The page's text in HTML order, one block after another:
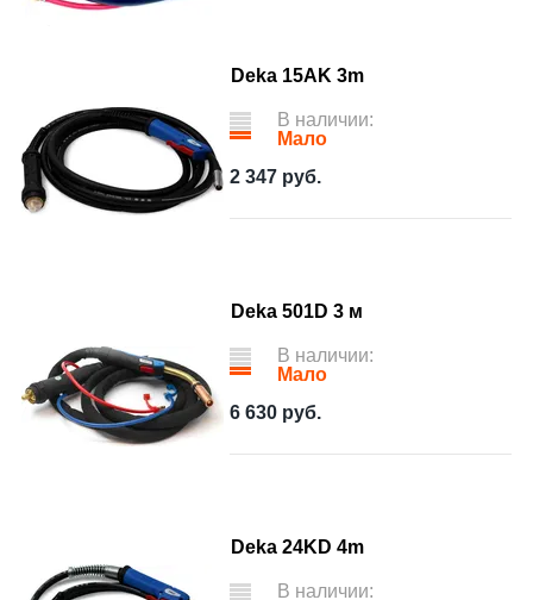
Deka 15AK 3m
В наличии:
Мало
2 347 руб.
Deka 501D 3 м
В наличии:
Мало
6 630 руб.
Deka 24KD 4m
В наличии: